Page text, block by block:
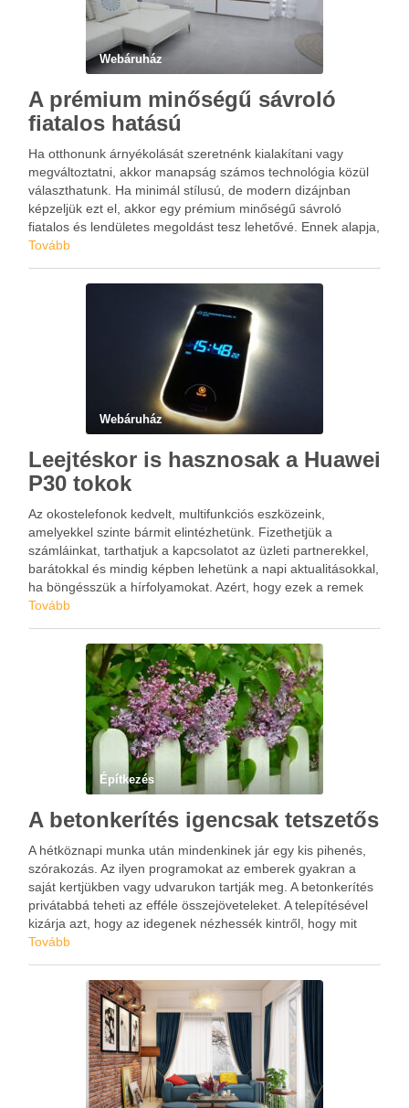
Webáruház
A prémium minőségű sávroló
fiatalos hatású
Ha otthonunk árnyékolását szeretnénk kialakítani vagy
megváltoztatni, akkor manapság számos technológia közül
választhatunk. Ha minimál stílusú, de modern dizájnban
képzeljük ezt el, akkor egy prémium minőségű sávroló
fiatalos és lendületes megoldást tesz lehetővé. Ennek alapja,
hogy a szövetben különféle fényáteresztő csíkok
fény mennyiségét. Áruházunkban …
Tovább
Webáruház
Leejtéskor is hasznosak a Huawei
P30 tokok
Az okostelefonok kedvelt, multifunkciós eszközeink,
amelyekkel szinte bármit elintézhetünk. Fizethetjük a
számláinkat, tarthatjuk a kapcsolatot az üzleti partnerekkel,
barátokkal és mindig képben lehetünk a napi aktualitásokkal,
ha böngésszük a hírfolyamokat. Azért, hogy ezek a remek
készülékek hosszú életűek legyenek, mi is felelősek vagyunk
Tovább
Építkezés
A betonkerítés igencsak tetszetős
A hétköznapi munka után mindenkinek jár egy kis pihenés,
szórakozás. Az ilyen programokat az emberek gyakran a
saját kertjükben vagy udvarukon tartják meg. A betonkerítés
privátabbá teheti az efféle összejöveteleket. A telepítésével
kizárja azt, hogy az idegenek nézhessék kintről, hogy mit
csinál a barátaival. Fordított helyzetben ez a dolog rendkívül
Tovább